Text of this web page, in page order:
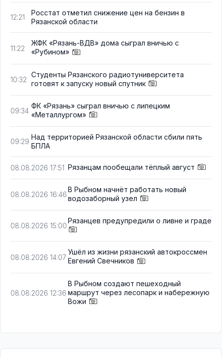
12:21
Росстат отметил снижение цен на бензин в
Рязанской области
11:22
ЖФК «Рязань-ВДВ» дома сыграл вничью с
«Рубином»
10:32
Студенты Рязанского радиотуниверситета
готовят к запуску новый спутник
09:34
ФК «Рязань» сыграл вничью с липецким
«Металлургом»
09:29
Над территорией Рязанской области сбили пять
БПЛА
08.08.2026 17:51 Рязанцам пообещали тёплый август
08.08.2026 16:46
В Рыбном начнёт работать новый
водозаборный узел
08.08.2026 15:00
Рязанцев предупредили о ливне и граде
08.08.2026 14:07
Ушёл из жизни рязанский автокроссмен
Евгений Свечников
08.08.2026 12:36
В Рыбном создают пешеходный
маршрут через лесопарк и набережную
Вожи